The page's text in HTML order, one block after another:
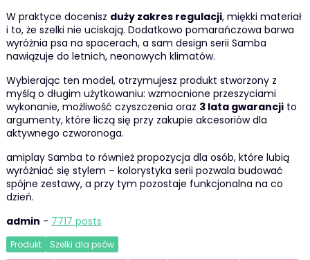
W praktyce docenisz duży zakres regulacji, miękki materiał
i to, że szelki nie uciskają. Dodatkowo pomarańczowa barwa
wyróżnia psa na spacerach, a sam design serii Samba
nawiązuje do letnich, neonowych klimatów.
Wybierając ten model, otrzymujesz produkt stworzony z
myślą o długim użytkowaniu: wzmocnione przeszyciami
wykonanie, możliwość czyszczenia oraz 3 lata gwarancjito
argumenty, które liczą się przy zakupie akcesoriów dla
aktywnego czworonoga.
amiplay Samba to również propozycja dla osób, które lubią
wyróżniać się stylem – kolorystyka serii pozwala budować
spójne zestawy, a przy tym pozostaje funkcjonalna na co
dzień.
admin - 7717 posts
Produkt
Szelki dla psów